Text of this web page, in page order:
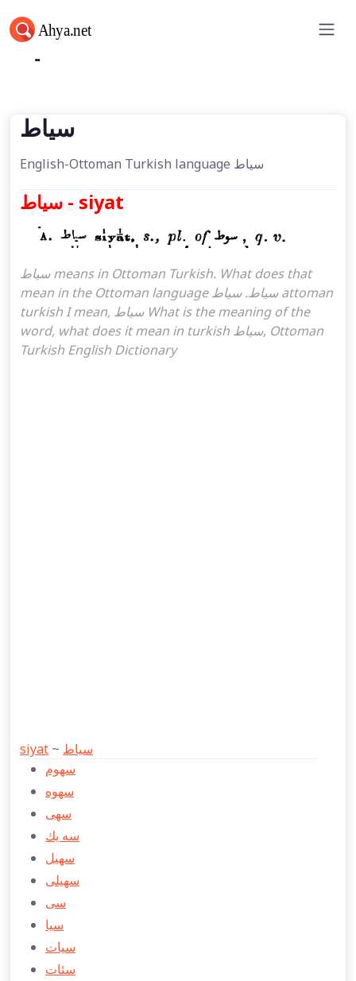
سیاط
سیاط
English-Ottoman Turkish language سیاط
سیاط - siyat
سیاط means in Ottoman Turkish. What does that
mean in the Ottoman language سیاط. سیاط attoman
turkish I mean, سیاط What is the meaning of the
word, what does it mean in turkish سیاط, Ottoman
Turkish English Dictionary
siyat ~ سیاط
سهوم
سهوه
سهی
سه يك
سهیل
سهیلی
سی
سیا
سیات
سئات